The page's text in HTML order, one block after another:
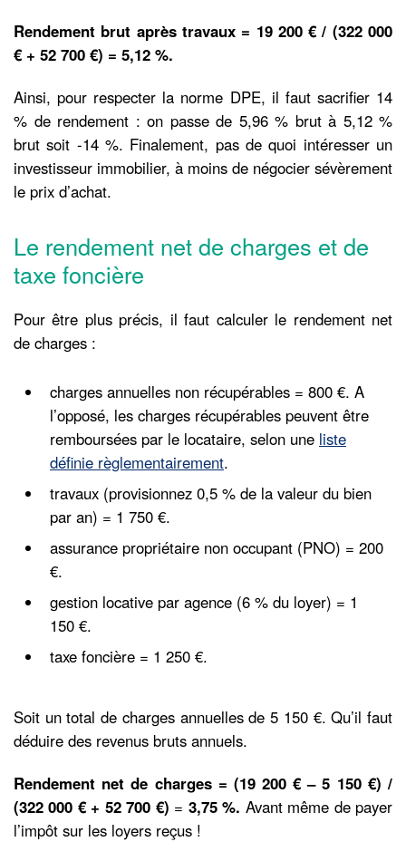
Rendement brut après travaux = 19 200 € / (322 000
€ + 52 700 €) = 5,12 %.
Ainsi, pour respecter la norme DPE, il faut sacrifier 14
% de rendement : on passe de 5,96 % brut à 5,12 %
brut soit -14 %. Finalement, pas de quoi intéresser un
investisseur immobilier, à moins de négocier sévèrement
le prix d’achat.
Le rendement net de charges et de
taxe foncière
Pour être plus précis, il faut calculer le rendement net
de charges :
charges annuelles non récupérables = 800 €. A
l’opposé, les charges récupérables peuvent être
remboursées par le locataire, selon une liste
définie règlementairement.
travaux (provisionnez 0,5 % de la valeur du bien
par an) = 1 750 €.
assurance propriétaire non occupant (PNO) = 200
€.
gestion locative par agence (6 % du loyer) = 1
150 €.
taxe foncière = 1 250 €.
Soit un total de charges annuelles de 5 150 €. Qu’il faut
déduire des revenus bruts annuels.
Rendement net de charges = (19 200 € – 5 150 €) /
(322 000 € + 52 700 €) = 3,75 %. Avant même de payer
l’impôt sur les loyers reçus !